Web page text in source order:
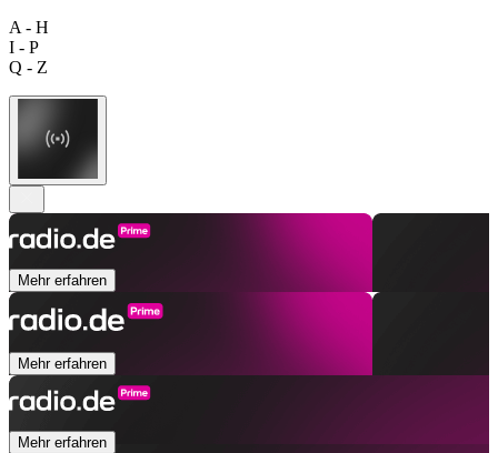
A - H
I - P
Q - Z
Mehr erfahren
Mehr erfahren
Mehr erfahren